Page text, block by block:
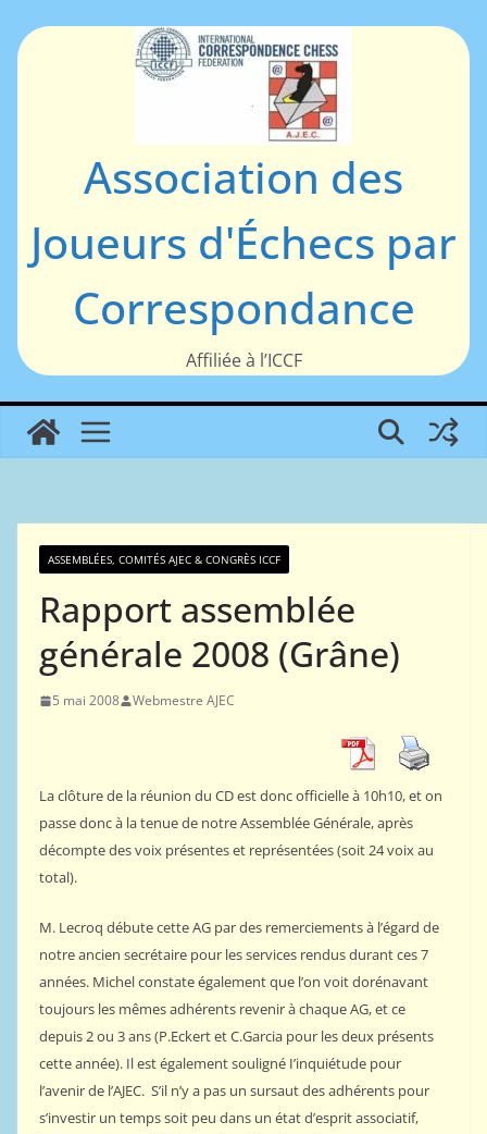
au
Association des
Joueurs d'Échecs par
Correspondance
Affiliée à l’ICCF
ASSEMBLÉES, COMITÉS AJEC & CONGRÈS ICCF
Rapport assemblée
générale 2008 (Grâne)
5 mai 2008 Webmestre AJEC
La clôture de la réunion du CD est donc officielle à 10h10, et on
passe donc à la tenue de notre Assemblée Générale, après
décompte des voix présentes et représentées (soit 24 voix au
total).
M. Lecroq débute cette AG par des remerciements à l’égard de
notre ancien secrétaire pour les services rendus durant ces 7
années. Michel constate également que l’on voit dorénavant
toujours les mêmes adhérents revenir à chaque AG, et ce
depuis 2 ou 3 ans (P.Eckert et C.Garcia pour les deux présents
cette année). Il est également souligné I’inquiétude pour
l’avenir de l’AJEC. S’il n’y a pas un sursaut des adhérents pour
s’investir un temps soit peu dans un état d’esprit associatif,